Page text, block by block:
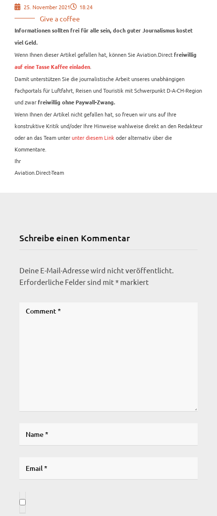
25. November 2021 18:24
Give a coffee
Informationen sollten frei für alle sein, doch guter Journalismus kostet
viel Geld.
Wenn Ihnen dieser Artikel gefallen hat, können Sie Aviation.Direct freiwillig
auf eine Tasse Kaffee einladen
Damit unterstützen Sie die journalistische Arbeit unseres unabhängigen
Fachportals für Luftfahrt, Reisen und Touristik mit Schwerpunkt D-A-CH-Region
und zwar freiwillig ohne Paywall-Zwang.
Wenn Ihnen der Artikel nicht gefallen hat, so freuen wir uns auf Ihre
konstruktive Kritik und/oder Ihre Hinweise wahlweise direkt an den Redakteur
oder an das Team unterunter diesem Link oder alternativ über die
Kommentare.
Ihr
Aviation.Direct-Team
Schreibe einen Kommentar
Deine E-Mail-Adresse wird nicht veröffentlicht.
Erforderliche Felder sind mit* markiert